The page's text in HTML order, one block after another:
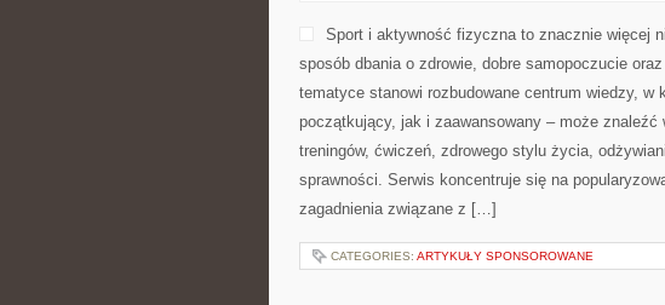
Sport i aktywność fizyczna to znacznie więcej
sposób dbania o zdrowie, dobre samopoczucie
tematyce stanowi rozbudowane centrum wiedzy, w
początkujący, jak i zaawansowany – może znaleźć
treningów, ćwiczeń, zdrowego stylu życia,
sprawności. Serwis koncentruje się na
zagadnienia związane z […]
CATEGORIES: ARTYKUŁY SPONSOROWANE